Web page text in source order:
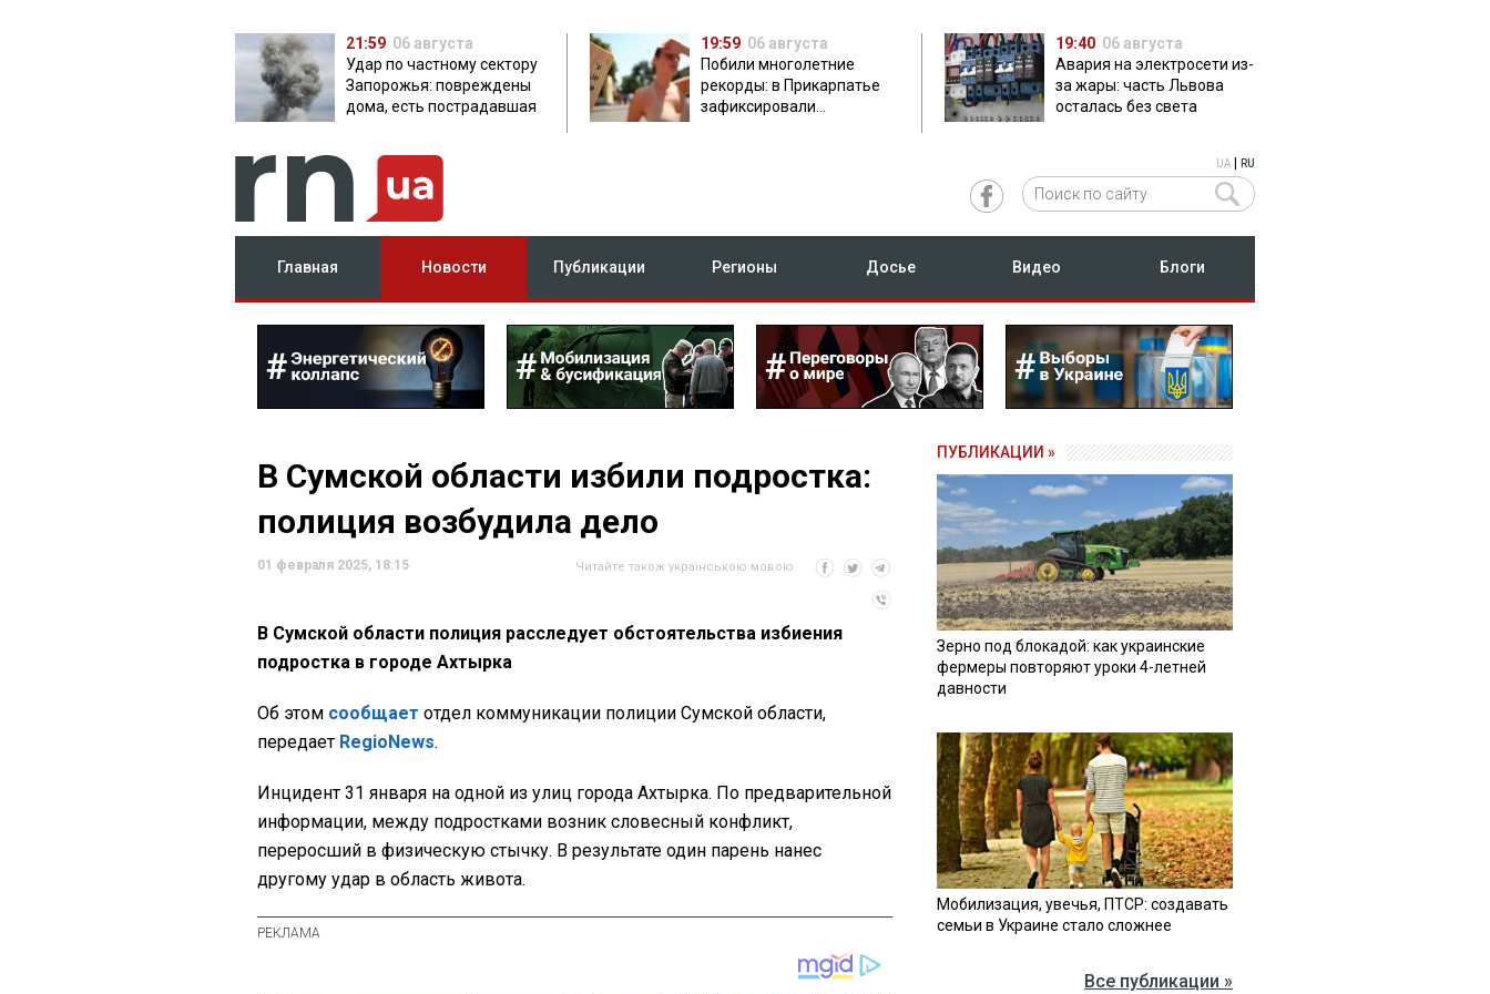
21:59 06 августа
Удар по частному сектору
Запорожья: повреждены
дома, есть пострадавшая
19:59 06 августа
Побили многолетние
рекорды: в Прикарпатье
зафиксировали
19:40 06 августа
Авария на электросети из-
за жары: часть Львова
осталась без света
UA RU
Главная Новости Публикации Регионы Досье Видео Блоги
В Сумской области избили подростка:
полиция возбудила дело
01 февраля 2025, 18:15 Читайте також українською мовою
В Сумской области полиция расследует обстоятельства избиения
подростка в городе Ахтырка
Об этом сообщает отдел коммуникации полиции Сумской области,
передает RegioNews.
Инцидент 31 января на одной из улиц города Ахтырка. По предварительной
информации, между подростками возник словесный конфликт,
переросший в физическую стычку. В результате один парень нанес
другому удар в область живота.
ПУБЛИКАЦИИ »
Зерно под блокадой: как украинские
фермеры повторяют уроки 4-летней
давности
Мобилизация, увечья, ПТСР: создавать
семьи в Украине стало сложнее
Все публикации »